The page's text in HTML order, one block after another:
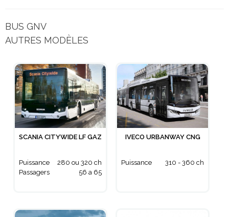
BUS GNV
AUTRES MODÈLES
SCANIA CITYWIDE LF GAZ
Puissance
280 ou 320 ch
Passagers
56 a 65
IVECO URBANWAY CNG
Puissance 310 - 360 ch